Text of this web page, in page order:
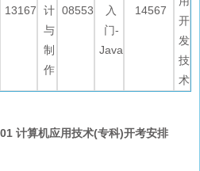
13167
计
与
制
作
08553
入
门-
Java
14567
开
发
技
术
计算机应用技术(专科)开考安排